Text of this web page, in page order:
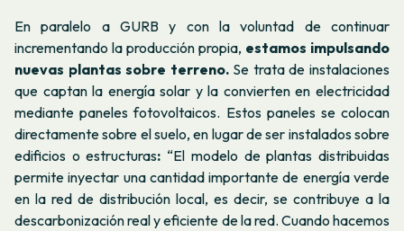
En paralelo a GURB y con la voluntad de continuar
incrementando la producción propia, estamos impulsando
nuevas plantas sobre terreno.Se trata de instalaciones
que captan la energía solar y la convierten en electricidad
mediante paneles fotovoltaicos. Estos paneles se colocan
directamente sobre el suelo, en lugar de ser instalados sobre
edificios o estructuras: “El modelo de plantas distribuidas
permite inyectar una cantidad importante de energía verde
en la red de distribución local, es decir, se contribuye a la
descarbonización real y eficiente de la red. Cuando hacemos